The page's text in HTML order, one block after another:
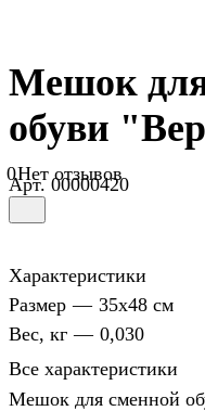
Мешок
обуви
0Нет отзывов
Арт. 00000420
Характеристики
Размер — 35х48 см
Вес, кг — 0,030
Все характеристики
Мешок для сменной